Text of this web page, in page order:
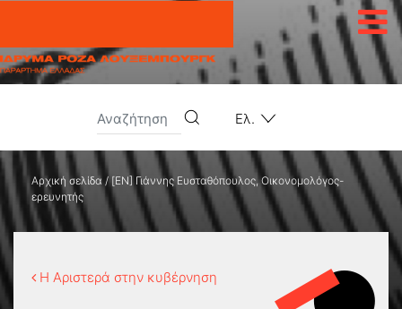
Ελ.
Αρχική σελίδα /[EN] Γιάννης Ευσταθόπουλος, Οικονομολόγος-
ερευνητής
Η Αριστερά στην κυβέρνηση